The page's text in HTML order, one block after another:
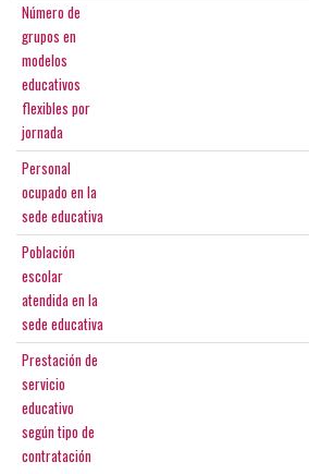
Número de
grupos en
modelos
educativos
flexibles por
jornada
Personal
ocupado en la
sede educativa
Población
escolar
atendida en la
sede educativa
Prestación de
servicio
educativo
según tipo de
contratación